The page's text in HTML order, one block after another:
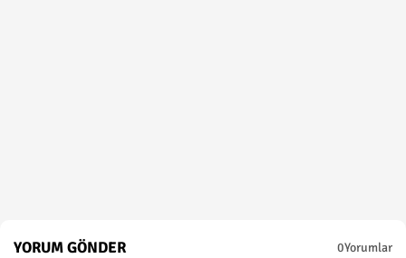
YORUM GÖNDER 0Yorumlar